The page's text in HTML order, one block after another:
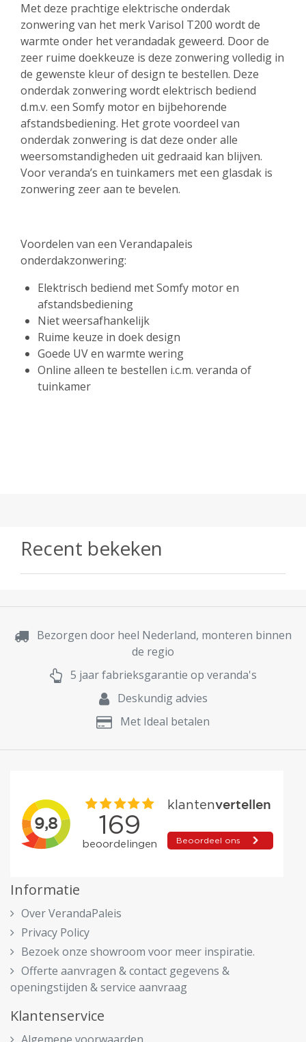
Met deze prachtige elektrische onderdak
zonwering van het merk Varisol T200 wordt de
warmte onder het verandadak geweerd. Door de
zeer ruime doekkeuze is deze zonwering volledig in
de gewenste kleur of design te bestellen. Deze
onderdak zonwering wordt elektrisch bediend
d.m.v. een Somfy motor en bijbehorende
afstandsbediening. Het grote voordeel van
onderdak zonwering is dat deze onder alle
weersomstandigheden uit gedraaid kan blijven.
Voor veranda’s en tuinkamers met een glasdak is
zonwering zeer aan te bevelen.
Voordelen van een Verandapaleis
onderdakzonwering:
Elektrisch bediend met Somfy motor en
afstandsbediening
Niet weersafhankelijk
Ruime keuze in doek design
Goede UV en warmte wering
Online alleen te bestellen i.c.m. veranda of
tuinkamer
Recent bekeken
Bezorgen door heel Nederland, monteren binnen
de regio
5 jaar fabrieksgarantie op veranda's
Deskundig advies
Met Ideal betalen
Informatie
Over VerandaPaleis
Privacy Policy
Bezoek onze showroom voor meer inspiratie.
Offerte aanvragen & contact gegevens &
openingstijden & service aanvraag
Klantenservice